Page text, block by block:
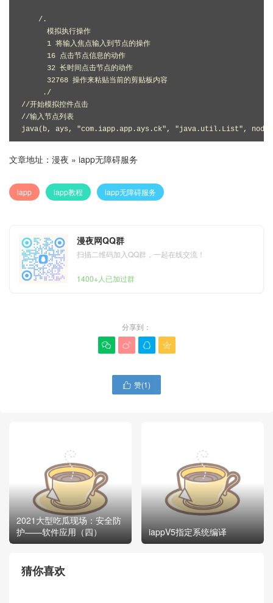
    /.
      模拟执行操作
      1 将输入焦点输入到节点的操作
      16 点击节点信息的动作
      32 长时间点击节点的动作
      32768 操作来粘贴当前的剪贴板内容
     ./
//开始模拟控件点击
//输入节点列表
java(b, ays, "com.iapp.app.ays.ck", "java.util.List",
文章地址： 漫夜 » iapp无障碍服务
iapp iapp教程 iapp无障碍服务
漫夜网QQ群
扫描二维码加入QQ群，一起在线交流！
1400+人已加过群
分享到：
   
 赞(1)
2021大型吃瓜现场：安全防
护——软件应用（四）
iappV5指定系统编译
猜你喜欢